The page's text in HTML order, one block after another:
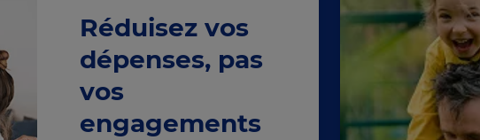
Réduisez vos
dépenses, pas
vos
engagements